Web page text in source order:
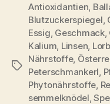
Schlagwörter
Antioxidantien,
Blutzuckerspiegel,
Essig, Geschmack,
Kalium, Linsen,
Nährstoffe,
Peterschmankerl,
Phytonährstoffe,
semmelknödel,